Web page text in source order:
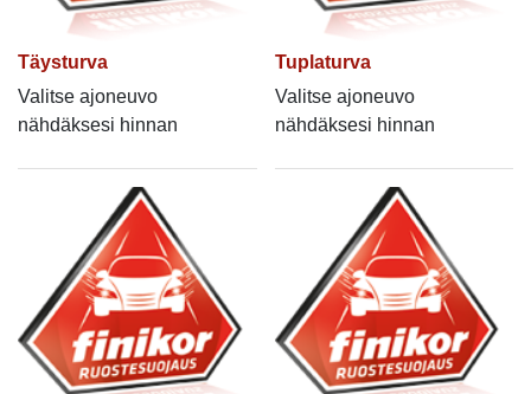
Täysturva
Valitse ajoneuvo
nähdäksesi hinnan
Tuplaturva
Valitse ajoneuvo
nähdäksesi hinnan